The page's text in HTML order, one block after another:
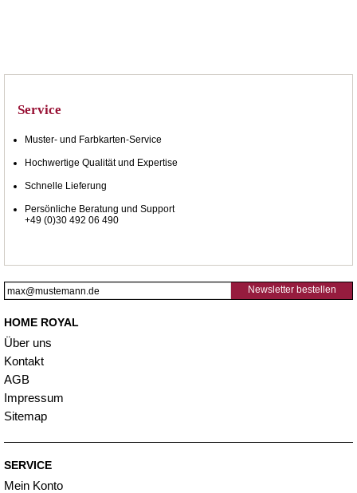
Service
Muster- und Farbkarten-Service
Hochwertige Qualität und Expertise
Schnelle Lieferung
Persönliche Beratung und Support
+49 (0)30 492 06 490
Newsletter bestellen
HOME ROYAL
Über uns
Kontakt
AGB
Impressum
Sitemap
SERVICE
Mein Konto